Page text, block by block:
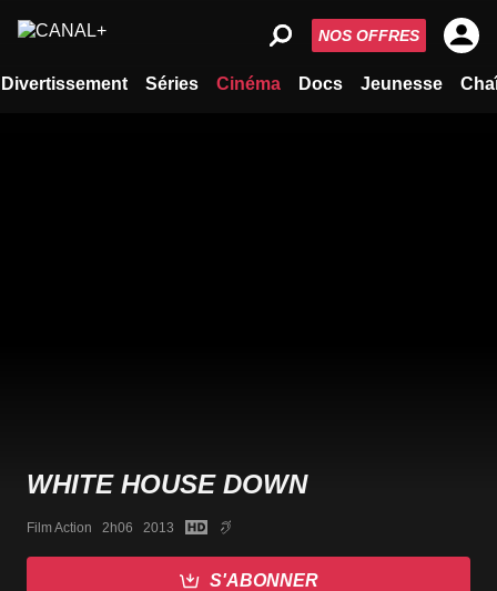
Divertissement Séries Cinéma Docs Jeunesse
NOS OFFRES
WHITE HOUSE DOWN
Film Action   2h06   2013
S'ABONNER